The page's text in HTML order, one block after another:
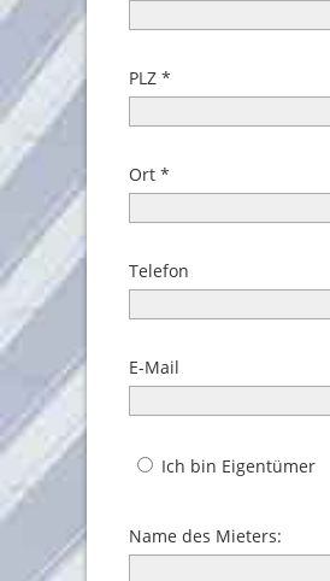
PLZ
Ort
Telefon
E-Mail
Ich bin Eigentümer
Name des Mieters: